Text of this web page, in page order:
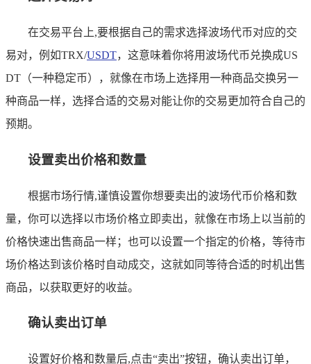
在交易平台上,要根据自己的需求选择波场代币对应的交
易对，例如TRX/USDT，这意味着你将用波场代币兑换成US
DT（一种稳定币），就像在市场上选择用一种商品交换另一
种商品一样，选择合适的交易对能让你的交易更加符合自己的
预期。
设置卖出价格和数量
根据市场行情,谨慎设置你想要卖出的波场代币价格和数
量，你可以选择以市场价格立即卖出，就像在市场上以当前的
价格快速出售商品一样；也可以设置一个指定的价格，等待市
场价格达到该价格时自动成交，这就如同等待合适的时机出售
商品，以获取更好的收益。
确认卖出订单
设置好价格和数量后,点击“卖出”按钮，确认卖出订单，